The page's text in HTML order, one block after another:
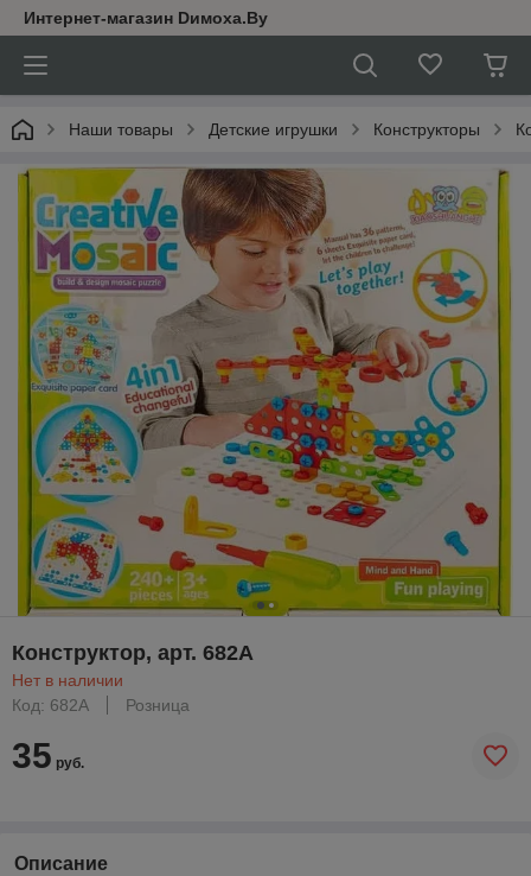
Интернет-магазин Dимoхa.By
Наши товары Детские игрушки Конструкторы
Конструктор, арт. 682A
Нет в наличии
Код: 682A
Розница
35 руб.
Описание